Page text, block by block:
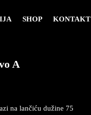
SHOP KONTAKT
A
na lančiću dužine 75